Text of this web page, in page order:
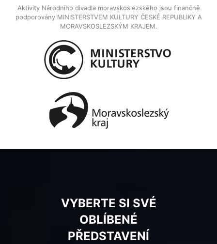
Aktivity Národního divadla moravskoslezského jsou finančně
podporovány MINISTERSTVEM KULTURY ČESKÉ REPUBLIKY A
MORAVSKOSLEZSKÝM KRAJEM.
VYBERTE SI SVÉ
OBLÍBENÉ
PŘEDSTAVENÍ